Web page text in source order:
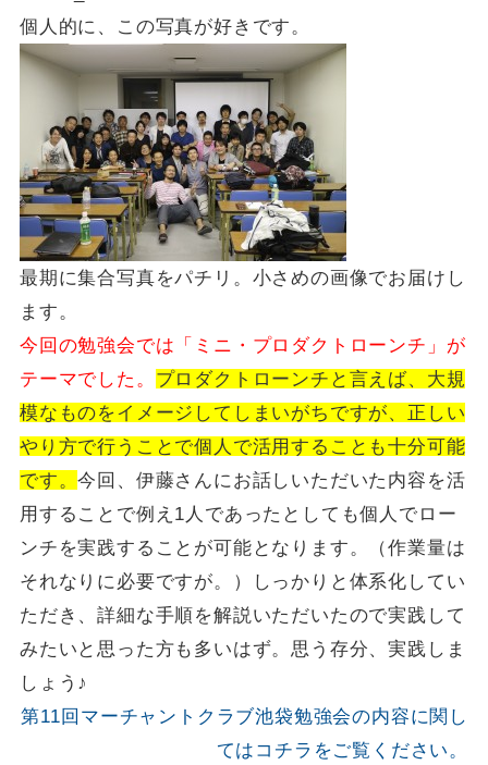
個人的に、この写真が好きです。
最期に集合写真をパチリ。小さめの画像でお届けし
ます。
今回の勉強会では「ミニ・プロダクトローンチ」が
テーマでした。 プロダクトローンチと言えば、大規
模なものをイメージしてしまいがちですが、正しい
やり方で行うことで個人で活用することも十分可能
です。今回、伊藤さんにお話しいただいた内容を活
用することで例え1人であったとしても個人でロー
ンチを実践することが可能となります。（作業量は
それなりに必要ですが。）しっかりと体系化してい
ただき、詳細な手順を解説いただいたので実践して
みたいと思った方も多いはず。思う存分、実践しま
しょう♪
第11回マーチャントクラブ池袋勉強会の内容に関し
てはコチラをご覧ください。